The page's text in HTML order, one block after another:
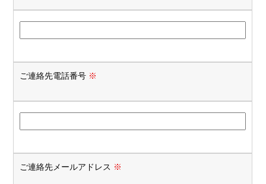
ご連絡先電話番号 ※
ご連絡先メールアドレス ※